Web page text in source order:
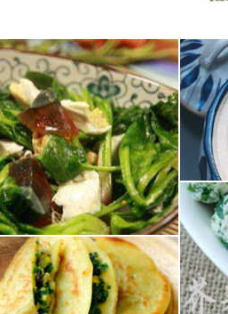
排骨
食材
做法：
2.锅内
3.大火
软烂，
4.继续
活血
宝
盐、食用油，水开后将洗净的菠菜